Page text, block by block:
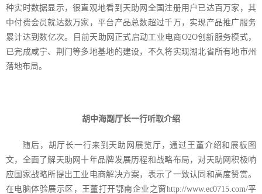
种实时数据显示，很直观地看到天助网全国注册用户已达百万家，其
中付费会员就达数万家，平台产品总数超过千万，实现产品推广服务
累计达到数亿次。目前天助网正式启动工业电商O2O创新服务模式，
已完成咸宁、荆门等多地基地的建设，不久将实现湖北省所有地市州
落地布局。
胡中海副厅长一行听取介绍
随后，胡厅长一行来到天助网展览厅，通过王董介绍和展板图
文，全面了解天助网十年品牌发展历程和战略布局，对天助网积极响
应国家战略所提出工业电商解决方案，表示了一致认同和高度赞赏。
在电脑体验展示区，王董打开鄂南企业之窗http://www.ec0715.com/平